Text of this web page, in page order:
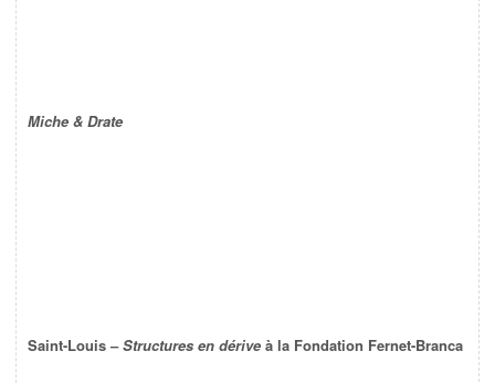
Miche & Drate
Saint-Louis –Structures en dérive à la Fondation Fernet-Branca